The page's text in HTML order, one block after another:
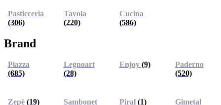
Pasticceria
(306)
Tavola
(220)
Cucina
(586)
Brand
Piazza
(685)
Legnoart
(28)
Enjoy (9)
Paderno
(520)
Zepè (19)
Sambonet
Piral (1)
Gimetal